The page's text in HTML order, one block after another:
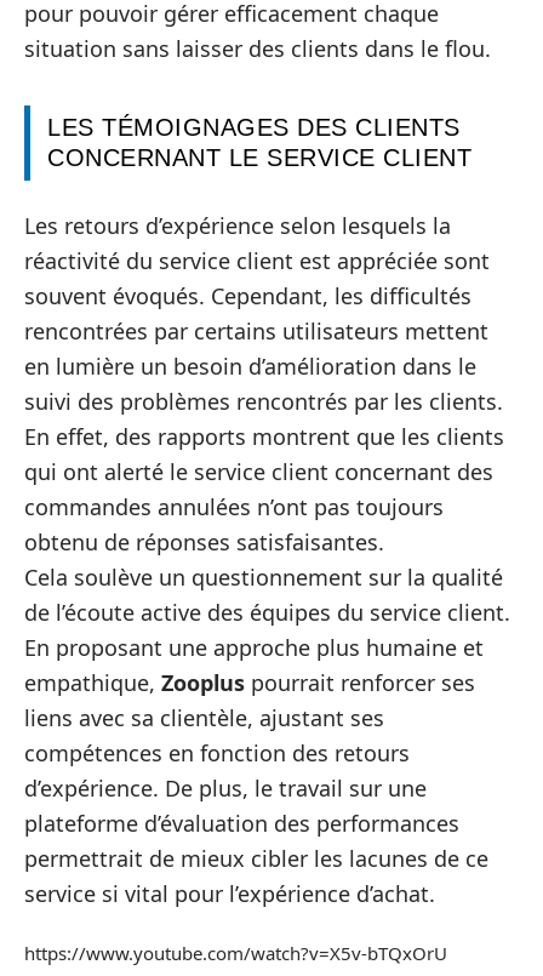
pour pouvoir gérer efficacement chaque
situation sans laisser des clients dans le flou.
LES TÉMOIGNAGES DES CLIENTS
CONCERNANT LE SERVICE CLIENT
Les retours d’expérience selon lesquels la
réactivité du service client est appréciée sont
souvent évoqués. Cependant, les difficultés
rencontrées par certains utilisateurs mettent
en lumière un besoin d’amélioration dans le
suivi des problèmes rencontrés par les clients.
En effet, des rapports montrent que les clients
qui ont alerté le service client concernant des
commandes annulées n’ont pas toujours
obtenu de réponses satisfaisantes.
Cela soulève un questionnement sur la qualité
de l’écoute active des équipes du service client.
En proposant une approche plus humaine et
empathique, Zooplus pourrait renforcer ses
liens avec sa clientèle, ajustant ses
compétences en fonction des retours
d’expérience. De plus, le travail sur une
plateforme d’évaluation des performances
permettrait de mieux cibler les lacunes de ce
service si vital pour l’expérience d’achat.
https://www.youtube.com/watch?v=X5v-bTQxOrU